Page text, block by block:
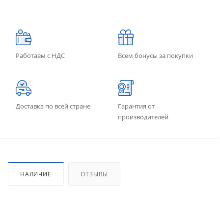
Работаем с НДС Всем бонусы за покупки
Доставка по всей стране
Гарантия от
производителей
НАЛИЧИЕ ОТЗЫВЫ